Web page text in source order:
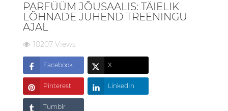
PARFÜÜM JÕUSAALIS: TÄIELIK
LÕHNADE JUHEND TREENINGU
AJAL
10207 Views
Facebook X
Pinterest LinkedIn
Tumblr